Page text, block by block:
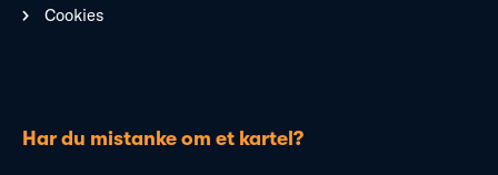
Cookies
Har du mistanke om et kartel?